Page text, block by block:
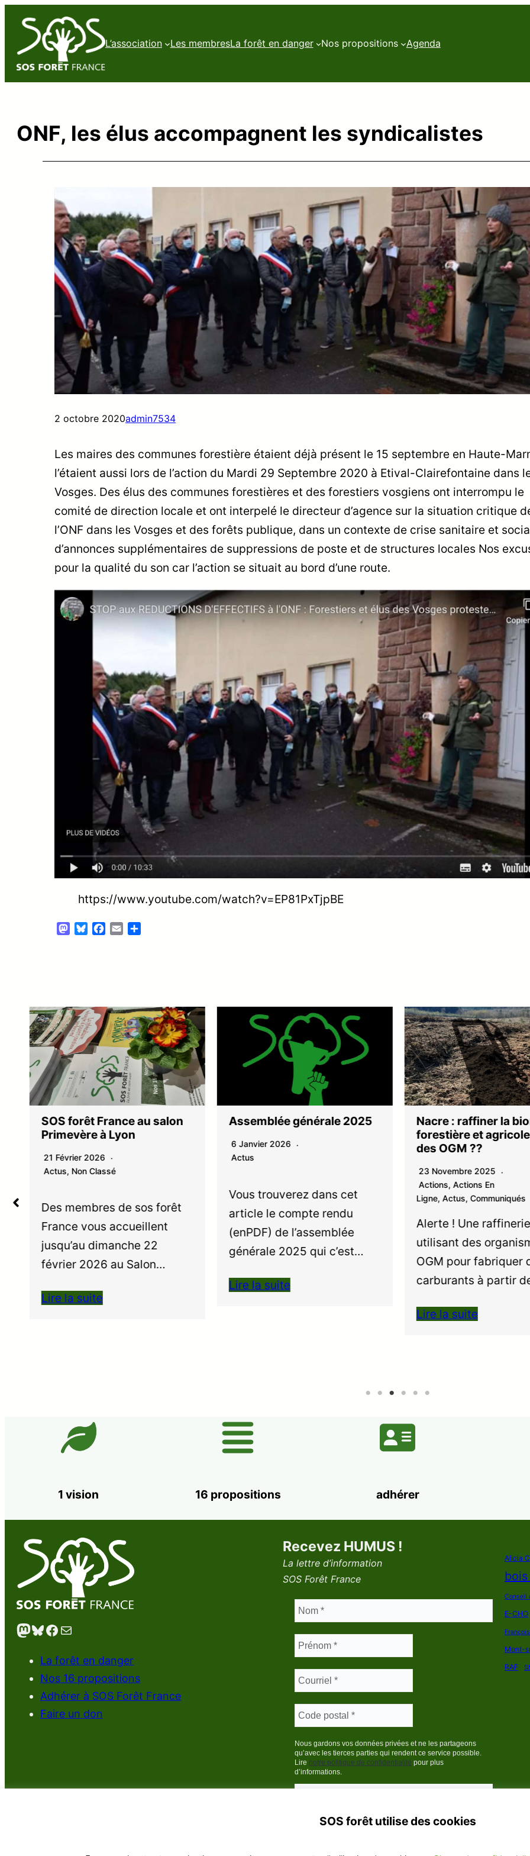
L’association Les membresLa forêt en danger Nos propositions Agenda
ONF, les élus accompagnent les syndicalistes
2 octobre 2020admin7534
Les maires des communes forestière étaient déjà présent le 15 septembre en Haute-
l’étaient aussi lors de l’action du Mardi 29 Septembre 2020 à Etival-Clairefontaine dans
Vosges. Des élus des communes forestières et des forestiers vosgiens ont interrompu le
comité de direction locale et ont interpelé le directeur d’agence sur la situation critique
l’ONF dans les Vosges et des forêts publique, dans un contexte de crise sanitaire et
d’annonces supplémentaires de suppressions de poste et de structures locales Nos
pour la qualité du son car l’action se situait au bord d’une route.
https://www.youtube.com/watch?v=EP81PxTjpBE
Mastodon
BlueskyFacebook
Email
SOS forêt France au salon
Primevère à Lyon
21 Février 2026
Actus, Non Classé
Des membres de sos forêt
France vous accueillent
jusqu’au dimanche 22
février 2026 au Salon…
Lire la suite
Assemblée générale 2025
6 Janvier 2026
Actus
Vous trouverez dans cet
article le compte rendu
(enPDF) de l’assemblée
générale 2025 qui c’est…
Lire la suite
Nacre : raffiner la
forestière et
des OGM ??
23 Novembre 2025
Actions, Actions En
Ligne, Actus, Communiqués
Alerte ! Une raffinerie
utilisant des
OGM pour fabriquer
carburants à partir
Lire la suite
1 vision 16 propositions adhérer
Mastodon Bluesky Facebook E-mail
La forêt en danger
Nos 16 propositions
Adhérer à SOS Forêt France
Faire un don
Recevez HUMUS !
La lettre d’information
SOS Forêt France
Nous gardons vos données privées et ne les partageons
qu’avec les tierces parties qui rendent ce service possible.
Lire notre politique de confidentialité pour plus
d’informations.
Alicia
Conseil
E-CHO
Mont-
RAF
SOS forêt utilise des cookies